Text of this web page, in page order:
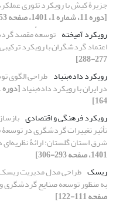
جزیرۀ کیش با رویکرد تئوری
[دوره 11، شماره 1، 1401، صفحه 53-68]
رویکرد آمیخته توسعهٔ مقصد
اعتماد گردشگران با رویکرد ترکیبی
277-288]
رویکرد داده‌بنیاد طراحی الگوی
در ایران با رویکرد داده‌بنیاد
164]
رویکرد فرهنگی و اقتصادی
تأثیر تغییرات گردشگری در
شرق استان گلستان: ارائۀ نظریه‏‌ای
1401، صفحه 293-306]
ریسک طراحی مدل مدیریت ریسک
به منظور توسعه صنایع گردشگری
صفحه 111-122]